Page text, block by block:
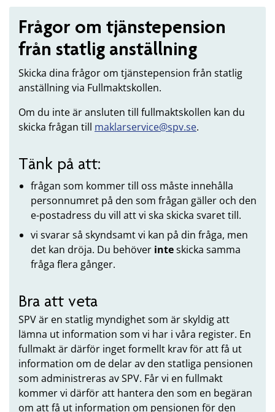
Frågor om tjänstepension
från statlig anställning
Skicka dina frågor om tjänstepension från statlig
anställning via Fullmaktskollen.
Om du inte är ansluten till fullmaktskollen kan du
skicka frågan till maklarservice@spv.se.
Tänk på att:
frågan som kommer till oss måste innehålla
personnumret på den som frågan gäller och den
e-postadress du vill att vi ska skicka svaret till.
vi svarar så skyndsamt vi kan på din fråga, men
det kan dröja. Du behöver inteskicka samma
fråga flera gånger.
Bra att veta
SPV är en statlig myndighet som är skyldig att
lämna ut information som vi har i våra register. En
fullmakt är därför inget formellt krav för att få ut
information om de delar av den statliga pensionen
som administreras av SPV. Får vi en fullmakt
kommer vi därför att hantera den som en begäran
om att få ut information om pensionen för den